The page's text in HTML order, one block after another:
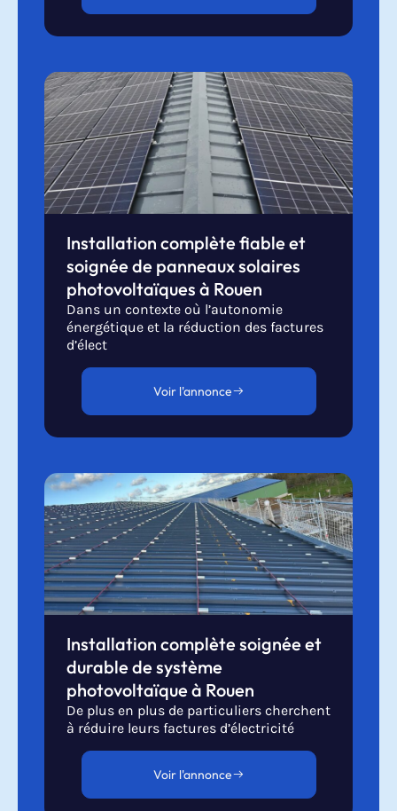
Installation complète fiable et
soignée de panneaux solaires
photovoltaïques à Rouen
Dans un contexte où l’autonomie
énergétique et la réduction des factures
d’élect
Voir l'annonce
Installation complète soignée et
durable de système
photovoltaïque à Rouen
De plus en plus de particuliers cherchent
à réduire leurs factures d’électricité
Voir l'annonce